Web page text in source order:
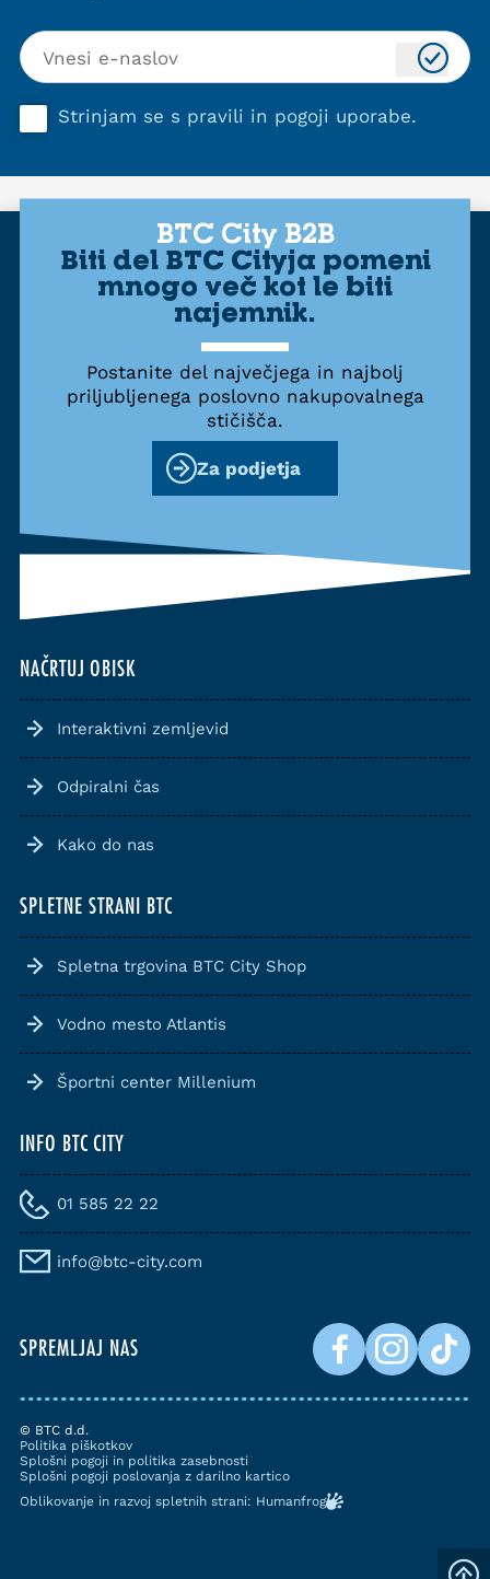
Strinjam se s pravili in pogoji uporabe.
NAČRTUJ OBISK
Interaktivni zemljevid
Odpiralni čas
Kako do nas
SPLETNE STRANI BTC
Spletna trgovina BTC City Shop
Vodno mesto Atlantis
Športni center Millenium
INFO BTC CITY
01 585 22 22
info@btc-city.com
SPREMLJAJ NAS
© BTC d.d.
Politika piškotkov
Splošni pogoji in politika zasebnosti
Splošni pogoji poslovanja z darilno kartico
Oblikovanje in razvoj spletnih strani: Humanfrog
BTC City B2B
Biti del BTC Cityja pomeni
mnogo več kot le biti
najemnik.
Postanite del največjega in najbolj
priljubljenega poslovno nakupovalnega
stičišča.
Za podjetja